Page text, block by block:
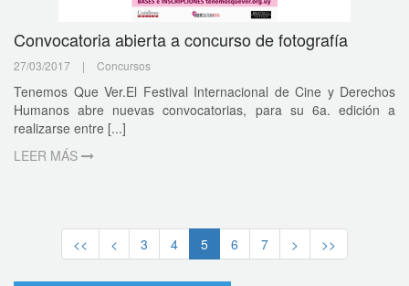
Convocatoria abierta a concurso de fotografía
27/03/2017 | Concursos
Tenemos Que Ver.El Festival Internacional de Cine y Derechos
Humanos abre nuevas convocatorias, para su 6a. edición a
realizarse entre [...]
LEER MÁS
<< < 3 4 5 6 7 > >>